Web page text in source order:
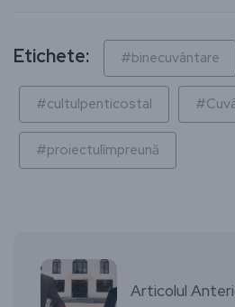
Etichete: #binecuvântare
#cultulpenticostal
#proiectulîmpreună
Articolul